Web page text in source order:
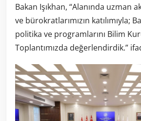
Bakan Işıkhan, “Alanında uzman
ve bürokratlarımızın katılımıyla;
politika ve programlarını Bilim
Toplantımızda değerlendirdik.”